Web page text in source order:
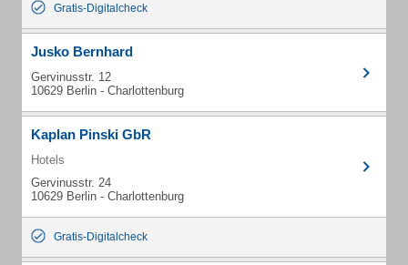
Gratis-Digitalcheck
Jusko Bernhard
Gervinusstr. 12
10629 Berlin - Charlottenburg
Kaplan Pinski GbR
Hotels
Gervinusstr. 24
10629 Berlin - Charlottenburg
Gratis-Digitalcheck